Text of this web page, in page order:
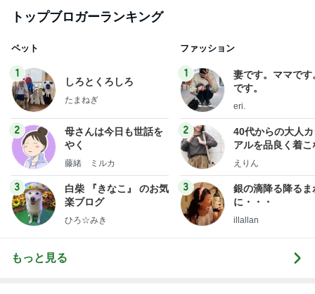
トップブロガーランキング
ペット
1
しろとくろしろ
たまねぎ
2
母さんは今日も世話を
やく
藤緒 ミルカ
3
白柴 『きなこ』 のお気
楽ブログ
ひろ☆みき
ファッション
1
妻です。ママです
です。
eri.
2
40代からの大人
アルを品良く着こ
ファッションブロ
えりん
3
銀の滴降る降るま
に・・・
illallan
もっと見る